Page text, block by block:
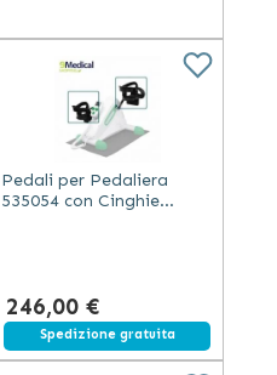
Pedali per Pedaliera
535054 con Cinghie
246,00 €
Spedizione gratuita